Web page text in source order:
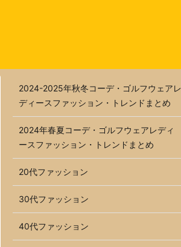
2024-2025年秋冬コーデ・ゴルフウェアレ
ディースファッション・トレンドまとめ
2024年春夏コーデ・ゴルフウェアレディ
ースファッション・トレンドまとめ
20代ファッション
30代ファッション
40代ファッション